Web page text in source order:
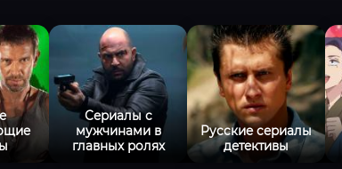
Сериалы с
мужчинами в
главных ролях
Русские сериалы
детективы